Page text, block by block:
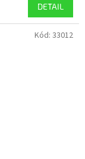
DETAIL
Kód: 33012